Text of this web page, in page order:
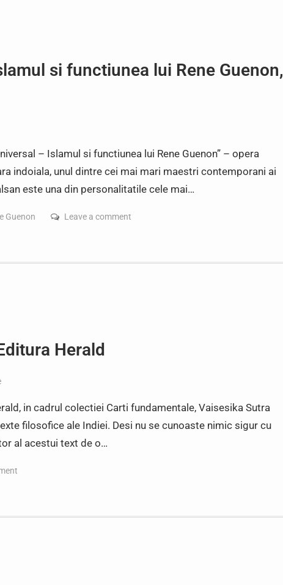
si functiunea lui Rene Guenon,
– Islamul si functiunea lui Rene Guenon” – opera
indoiala, unul dintre cei mai mari maestri contemporani ai
este una din personalitatile cele mai…
Guenon Leave a comment
Herald
in cadrul colectiei Carti fundamentale, Vaisesika Sutra
filosofice ale Indiei. Desi nu se cunoaste nimic sigur cu
al acestui text de o…